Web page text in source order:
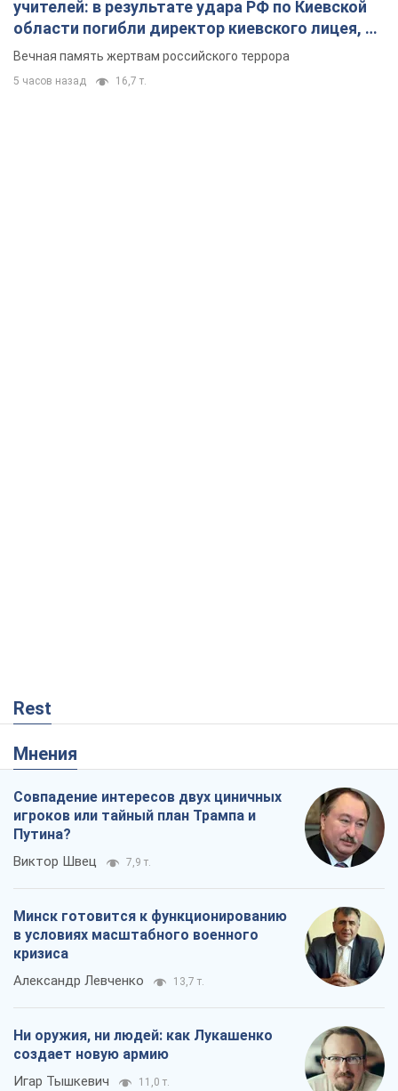
учителей: в результате удара РФ по Киевской
области погибли директор киевского лицея, её
муж и внук
Вечная память жертвам российского террора
5 часов назад 16,7 т.
Rest
Мнения
Совпадение интересов двух циничных
игроков или тайный план Трампа и
Путина?
Виктор Швец 7,9 т.
Минск готовится к функционированию
в условиях масштабного военного
кризиса
Александр Левченко 13,7 т.
Ни оружия, ни людей: как Лукашенко
создает новую армию
Игар Тышкевич 11,0 т.